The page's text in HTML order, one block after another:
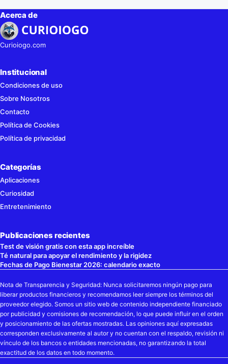
Acerca de
Curioiogo.com
Institucional
Condiciones de uso
Sobre Nosotros
Contacto
Política de Cookies
Política de privacidad
Categorías
Aplicaciones
Curiosidad
Entretenimiento
Publicaciones recientes
Test de visión gratis con esta app increíble
Té natural para apoyar el rendimiento y la rigidez
Fechas de Pago Bienestar 2026: calendario exacto
Nota de Transparencia y Seguridad: Nunca solicitaremos ningún pago para
liberar productos financieros y recomendamos leer siempre los términos del
proveedor elegido. Somos un sitio web de contenido independiente financiado
por publicidad y comisiones de recomendación, lo que puede influir en el orden
y posicionamiento de las ofertas mostradas. Las opiniones aquí expresadas
corresponden exclusivamente al autor y no cuentan con el respaldo, revisión ni
vínculo de los bancos o entidades mencionadas, no garantizando la total
exactitud de los datos en todo momento.